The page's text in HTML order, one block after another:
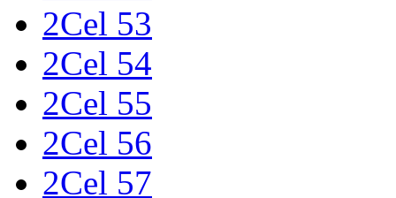
2Cel 53
2Cel 54
2Cel 55
2Cel 56
2Cel 57